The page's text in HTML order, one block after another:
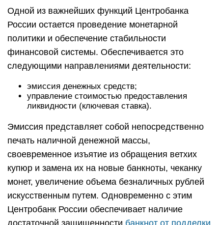
Одной из важнейших функций Центробанка
России остается проведение монетарной
политики и обеспечение стабильности
финансовой системы. Обеспечивается это
следующими направлениями деятельности:
эмиссия денежных средств;
управление стоимостью предоставления
ликвидности (ключевая ставка).
Эмиссия представляет собой непосредственно
печать наличной денежной массы,
своевременное изъятие из обращения ветхих
купюр и замена их на новые банкноты, чеканку
монет, увеличение объема безналичных рублей
искусственным путем. Одновременно с этим
Центробанк России обеспечивает наличие
достаточной защищенности банкнот от подделки